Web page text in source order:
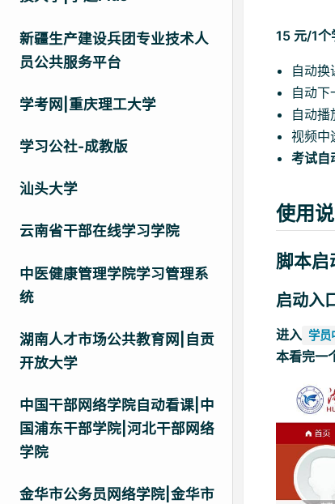
新疆生产建设兵团专业技术人
员公共服务平台
学考网|重庆理工大学
学习公社-成教版
汕头大学
云南省干部在线学习学院
中医健康管理学院学习管理系
统
湖南人才市场公共教育网|自贡
开放大学
中国干部网络学院自动看课|中
国浦东干部学院|河北干部网络
学院
金华市公务员网络学院|金华市
15 元/1个
自动换
自动下
自动播
视频中
考试自
使用
脚本启
启动入
进入 学员
本看完一